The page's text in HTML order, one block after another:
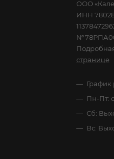
ООО
ИНН
странице
График
Пн-Пт:
Сб:
Вс: